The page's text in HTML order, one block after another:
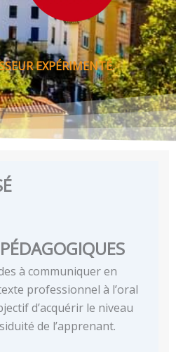
EXPÉRIMENTÉ.
à communiquer en
professionnel à l’oral
d’acquérir le niveau
de l’apprenant.